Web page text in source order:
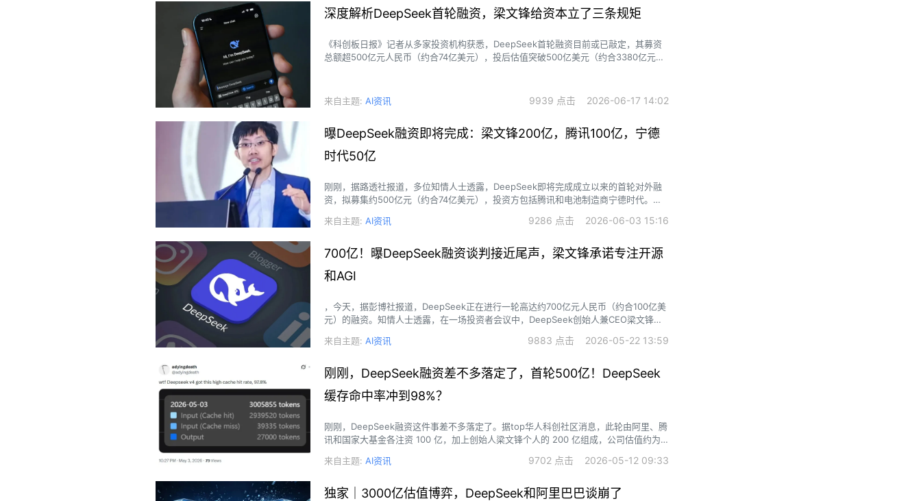
深度解析DeepSeek首轮融资，梁文锋给资本立了三条规矩
《科创板日报》记者从多家投资机构获悉，DeepSeek首轮融资目前或已敲定，其募资
总额超500亿元人民币（约合74亿美元），投后估值突破500亿美元（约合3380亿元人
来自主题: AI资讯 9939 点击 2026-06-17 14:02
曝DeepSeek融资即将完成：梁文锋200亿，腾讯100亿，宁德
时代50亿
刚刚，据路透社报道，多位知情人士透露，DeepSeek即将完成成立以来的首轮对外融
资，拟募集约500亿元（约合74亿美元），投资方包括腾讯和电池制造商宁德时代。知
来自主题: AI资讯 9286 点击 2026-06-03 15:16
700亿！曝DeepSeek融资谈判接近尾声，梁文锋承诺专注开源
和AGI
，今天，据彭博社报道，DeepSeek正在进行一轮高达约700亿元人民币（约合100亿美
元）的融资。知情人士透露，在一场投资者会议中，DeepSeek创始人兼CEO梁文锋承
大的目标，DeepSeek当前的首要任务就是持续拓展技术边界。
来自主题: AI资讯 9883 点击 2026-05-22 13:59
刚刚，DeepSeek融资差不多落定了，首轮500亿！DeepSeek
缓存命中率冲到98%？
刚刚，DeepSeek融资这件事差不多落定了。据top华人科创社区消息，此轮由阿里、腾
讯和国家大基金各注资 100 亿，加上创始人梁文锋个人的 200 亿组成，公司估值约为
来自主题: AI资讯 9702 点击 2026-05-12 09:33
独家｜3000亿估值博弈，DeepSeek和阿里巴巴谈崩了